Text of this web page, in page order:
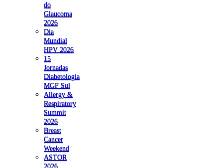
do
Glaucoma
2026
Dia
Mundial
HPV 2026
15
Jornadas
Diabetologia
MGF Sul
Allergy &
Respiratory
Summit
2026
Breast
Cancer
Weekend
ASTOR
2026